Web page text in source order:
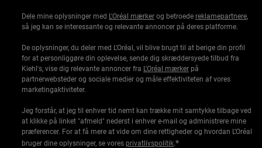
Dele mine oplysninger med L'Oréal mærker og betroede reklamepartnere,
så jeg kan se interessante og relevante annoncer på deres platforme.
De oplysninger, du deler med L’Oréal, vil blive brugt til at berige din profil
for at personliggøre din oplevelse, sende dig skræddersyede tilbud fra
Kiehl's, vise dig relevante annoncer fra L'Oréal mærker på
partnerwebsteder og sociale medier og måle effektiviteten af vores
marketingaktiviteter.
Jeg forstår, at jeg til enhver tid nemt kan trække mit samtykke tilbage ved
at klikke på linket "afmeld" nederst i enhver e-mail og administrere mine
præferencer. For at få mere at vide om dine rettigheder og hvordan L’Oréal
bruger dine oplysninger, se vores privatlivspolitik.*